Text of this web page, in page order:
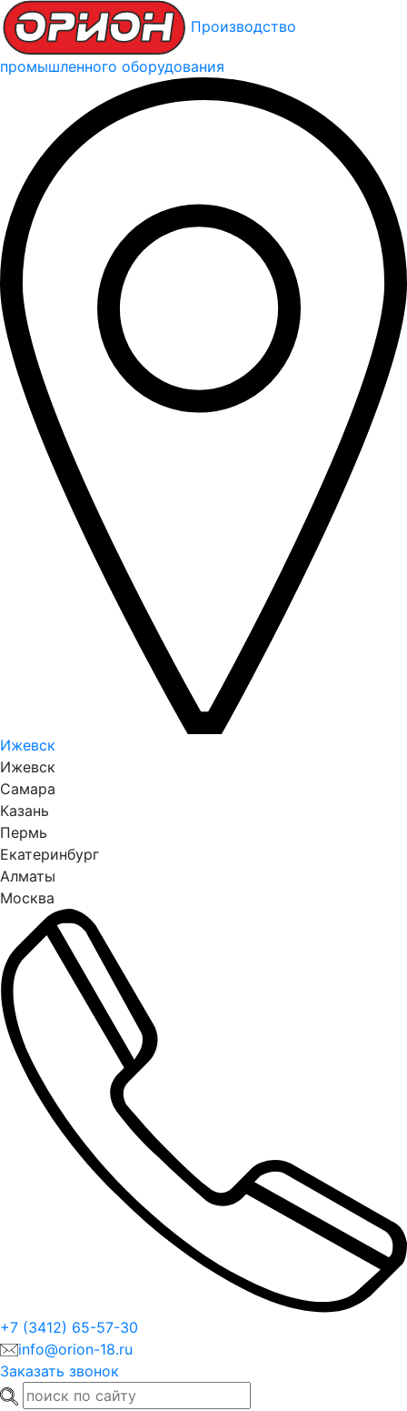
Производство
промышленного оборудования
Ижевск
Ижевск
Самара
Казань
Пермь
Екатеринбург
Алматы
Москва
+7 (3412) 65-57-30
info@orion-18.ru
Заказать звонок